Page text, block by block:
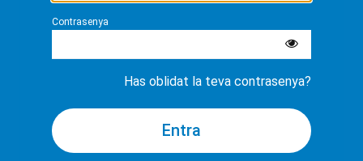
Contrasenya
Has oblidat la teva contrasenya?